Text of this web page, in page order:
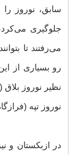
سابق، نوروز
جلوگیری
می‌رفتند تا
رو بسیاری از
نظیر نوروز
نوروز تپه
در ازبکستان و